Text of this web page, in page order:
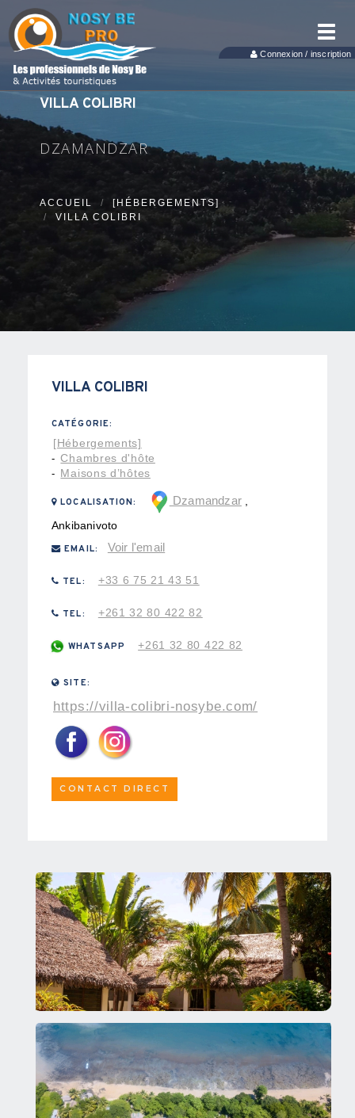
Connexion / inscription
VILLA COLIBRI
DZAMANDZAR
ACCUEIL
[HÉBERGEMENTS]
VILLA COLIBRI
VILLA COLIBRI
CATÉGORIE:
[Hébergements]
- Chambres d'hôte
- Maisons d’hôtes
LOCALISATION: Dzamandzar,
Ankibanivoto
EMAIL: Voir l'email
TEL: +33 6 75 21 43 51
TEL: +261 32 80 422 82
WHATSAPP +261 32 80 422 82
SITE:
https://villa-colibri-nosybe.com/
CONTACT DIRECT